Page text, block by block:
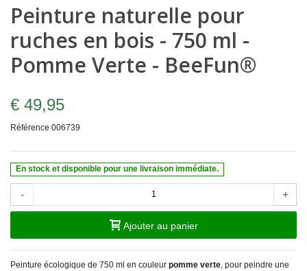
Peinture naturelle pour
ruches en bois - 750 ml -
Pomme Verte - BeeFun®
€ 49,95
Référence 006739
En stock et disponible pour une livraison immédiate.
- +
Ajouter au panier
Peinture écologique de 750 ml en couleur pomme verte , pour peindre une